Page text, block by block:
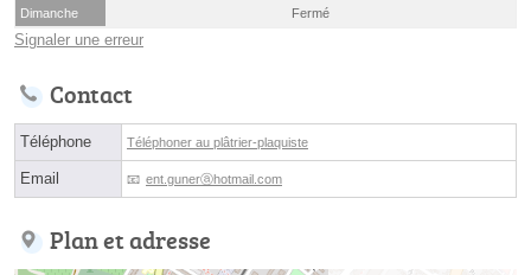
Dimanche
Fermé
Signaler une erreur
Contact
Téléphone Téléphoner au plâtrier-plaquiste
Email ent.gunerⓐhotmail.com
Plan et adresse